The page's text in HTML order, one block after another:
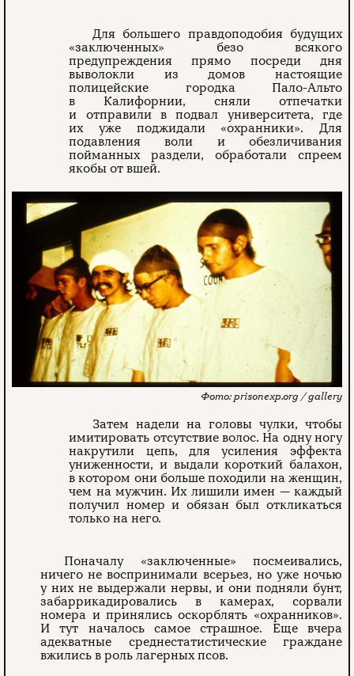
Для большего правдоподобия будущих
«заключенных» безо всякого
предупреждения прямо посреди дня
выволокли из домов настоящие
полицейские городка Пало-Альто
в Калифорнии, сняли отпечатки
и отправили в подвал университета, где
их уже поджидали «охранники». Для
подавления воли и обезличивания
пойманных раздели, обработали спреем
якобы от вшей.
prisonexp.org / gallery
Затем надели на головы чулки, чтобы
имитировать отсутствие волос. На одну ногу
накрутили цепь, для усиления эффекта
униженности, и выдали короткий балахон,
в котором они больше походили на женщин,
чем на мужчин. Их лишили имен — каждый
получил номер и обязан был откликаться
только на него.
Поначалу «заключенные» посмеивались,
ничего не воспринимали всерьез, но уже ночью
у них не выдержали нервы, и они подняли бунт,
забаррикадировались в камерах, сорвали
номера и принялись оскорблять «охранников».
И тут началось самое страшное. Еще вчера
адекватные среднестатистические граждане
вжились в роль лагерных псов.